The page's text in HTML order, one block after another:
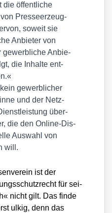
die öffent­li­che
Pres­se­er­zeug­
soweit sie
Anbie­ter von
gewerb­li­che Anbie­
die Inhal­te ent­
gewerb­li­cher
und der Netz-
über­
die den Online-Dis­
Aus­wahl von
will.
ist der
für sei­
nicht gilt. Das fin­de
ulkig, denn das